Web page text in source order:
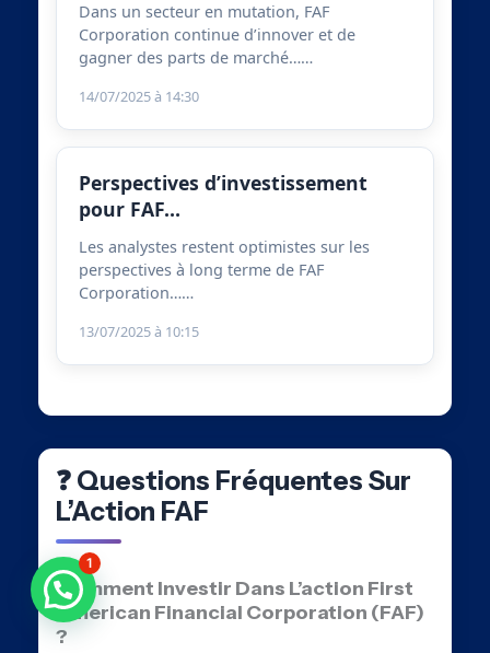
Dans un secteur en mutation, FAF
Corporation continue d’innover et de
gagner des parts de marché……
14/07/2025 à 14:30
Perspectives d’investissement
pour FAF…
Les analystes restent optimistes sur les
perspectives à long terme de FAF
Corporation……
13/07/2025 à 10:15
❓ Questions Fréquentes Sur
L’Action FAF
Comment Investir Dans L’action First
American Financial Corporation (FAF)
?
Besoin d'aide ?
1